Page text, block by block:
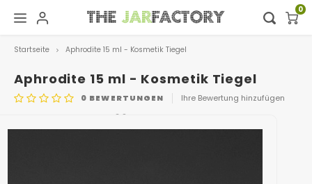
Hoofdmenu / digital showroom
Digital showroom
Sprache
0
Startseite Aphrodite 15 ml - Kosmetik Tiegel
Aphrodite 15 ml - Kosmetik Tiegel
0 BEWERTUNGEN Ihre Bewertung hinzufügen
0439.15ML JAR